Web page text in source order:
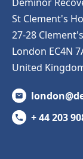
St Clement's
27-28
London EC4N
United
+ 44 203